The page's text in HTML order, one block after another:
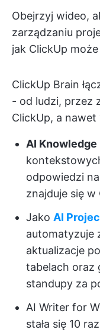
Obejrzyj wideo,
zarządzaniu
jak ClickUp
ClickUp Brain
- od ludzi, przez
ClickUp, a nawet
AI Knowledge
odpowiedzi
znajduje się w
Jako AI
automatyzuje
aktualizacje
tabelach oraz
standupy za
AI Writer for
stała się 10